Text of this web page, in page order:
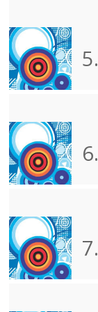
5.
6.
7.